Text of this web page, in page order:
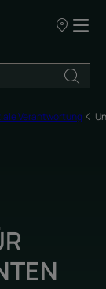
UNSERE
Verantwortung